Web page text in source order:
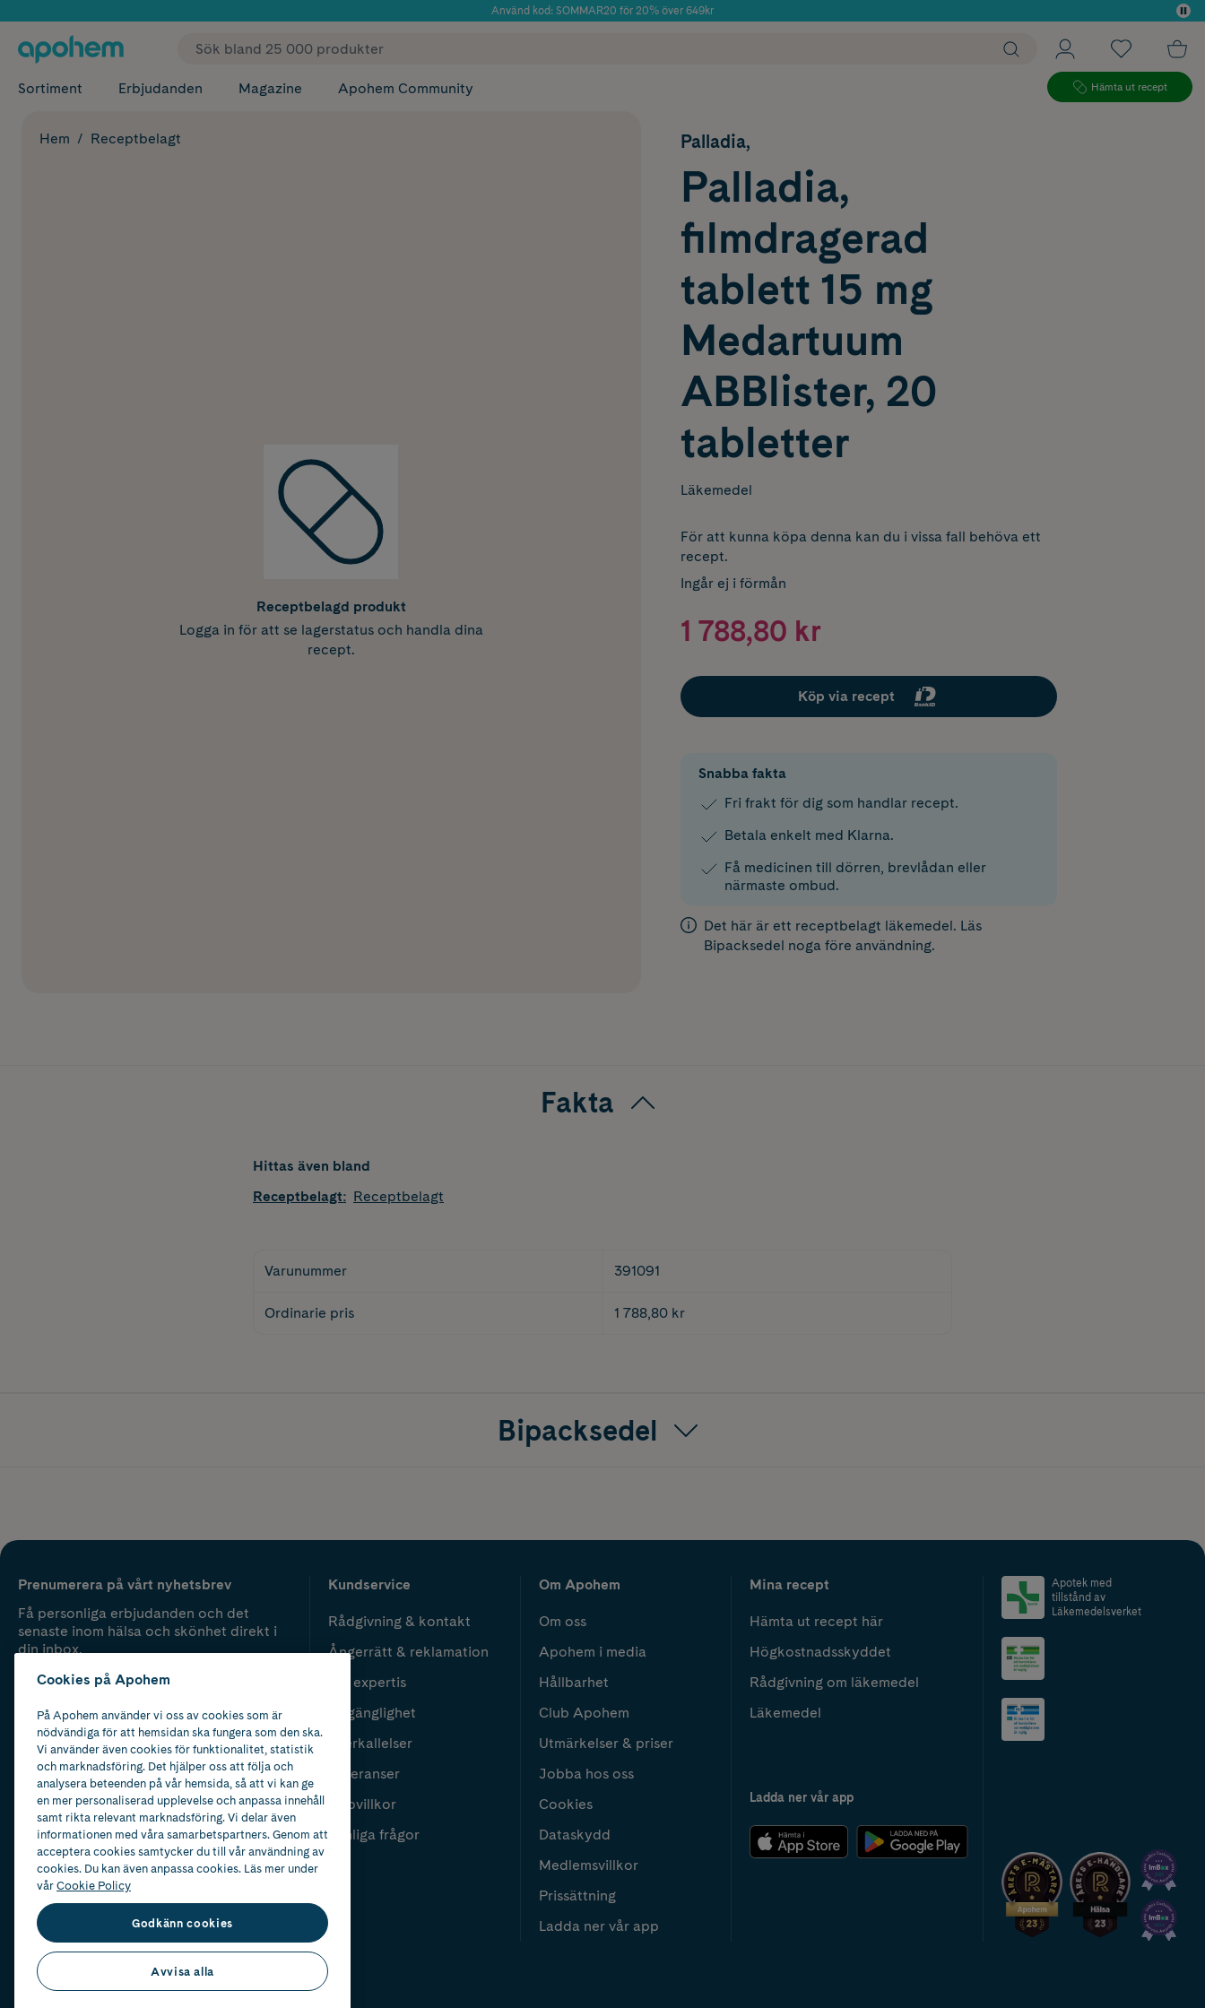
Använd kod: SOMMAR20 för 20% över 649kr
✓ Fri frakt
Sortiment Erbjudanden Magazine Apohem Community Hämta ut recept
Hem Receptbelagt
Receptbelagd produkt
Logga in för att se lagerstatus och handla dina
recept.
Palladia,
Palladia,
filmdragerad
tablett 15 mg
Medartuum
ABBlister, 20
tabletter
Läkemedel
För att kunna köpa denna kan du i vissa fall behöva ett
recept.
Ingår ej i förmån
1 788,80 kr
Köp via recept
Snabba fakta
Fri frakt för dig som handlar recept.
Betala enkelt med Klarna.
Få medicinen till dörren, brevlådan eller
närmaste ombud.
Det här är ett receptbelagt läkemedel. Läs
Bipacksedel noga före användning.
Fakta
Hittas även bland
Receptbelagt: Receptbelagt
Varunummer 391091
Ordinarie pris 1 788,80 kr
Bipacksedel
Prenumerera på vårt nyhetsbrev
Få personliga erbjudanden och det
senaste inom hälsa och skönhet direkt i
din inbox.
Kundservice
Rådgivning & kontakt
Ångerrätt & reklamation
Vår expertis
Tillgänglighet
Återkallelser
Leveranser
Köpvillkor
Vanliga frågor
Om Apohem
Om oss
Apohem i media
Hållbarhet
Club Apohem
Utmärkelser & priser
Jobba hos oss
Cookies
Dataskydd
Medlemsvillkor
Prissättning
Ladda ner vår app
Mina recept
Hämta ut recept här
Högkostnadsskyddet
Rådgivning om läkemedel
Läkemedel
Ladda ner vår app
Apotek med
tillstånd av
Läkemedelsverket
2024
Cookies på Apohem
På Apohem använder vi oss av cookies som är
nödvändiga för att hemsidan ska fungera som den ska.
Vi använder även cookies för funktionalitet, statistik
och marknadsföring. Det hjälper oss att följa och
analysera beteenden på vår hemsida, så att vi kan ge
en mer personaliserad upplevelse och anpassa innehåll
samt rikta relevant marknadsföring. Vi delar även
informationen med våra samarbetspartners. Genom att
acceptera cookies samtycker du till vår användning av
cookies. Du kan även anpassa cookies. Läs mer under
vårCookie Policy
Godkänn cookies
Avvisa alla